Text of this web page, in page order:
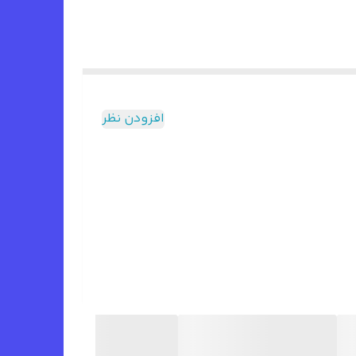
افزودن نظر